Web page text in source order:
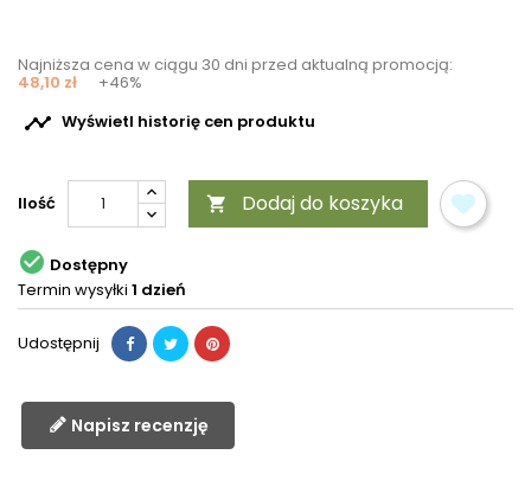
Najniższa cena w ciągu 30 dni przed aktualną promocją:
48,10 zł +46%
 Wyświetl historię cen produktu
Ilość  Dodaj do koszyka
 Dostępny
Termin wysyłki 1 dzień
Udostępnij
Napisz recenzję